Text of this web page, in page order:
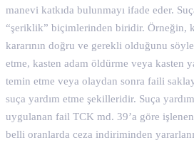
manevi katkıda bulunmayı ifade eder.
“şeriklik” biçimlerinden biridir. Örneğin,
kararının doğru ve gerekli olduğunu
etme, kasten adam öldürme veya kasten
temin etme veya olaydan sonra faili
suça yardım etme şekilleridir. Suça
uygulanan fail TCK md. 39’a göre
belli oranlarda ceza indiriminden